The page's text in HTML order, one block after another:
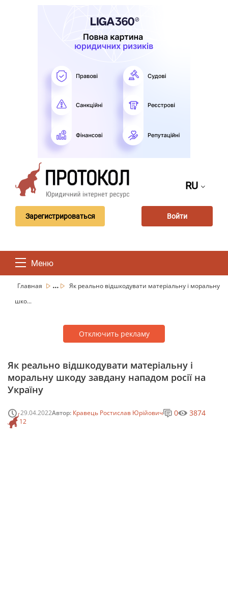
RU
Зарегистрироваться Войти
Меню
Главная ...
Як реально відшкодувати матеріальну і моральну
шко...
Отключить рекламу
Як реально відшкодувати матеріальну і
моральну шкоду завдану нападом росії на
Україну
29.04.2022Автор: Кравець Ростислав Юрійович
12
0 3874